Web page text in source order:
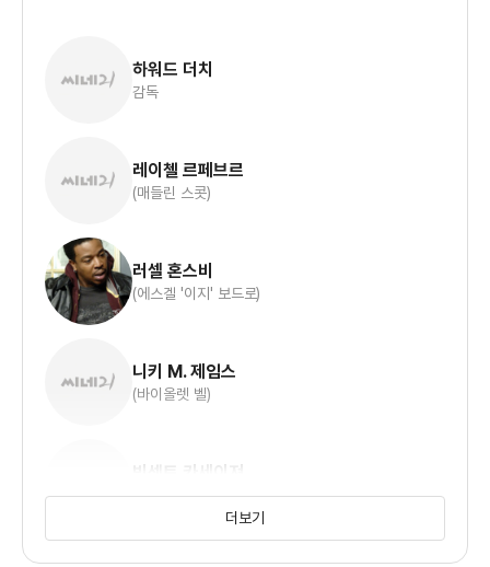
하워드 더치
감독
레이첼 르페브르
(매들린 스콧)
러셀 혼스비
(에스겔 '이지' 보드로)
니키 M. 제임스
(바이올렛 벨)
빈센트 카세이져
(보디 퀵)
더보기